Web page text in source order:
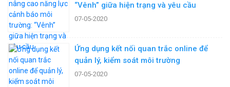
“Vênh” giữa hiện trạng và yêu cầu
07-05-2020
Ứng dụng kết nối quan trắc online để
quản lý, kiểm soát môi trường
07-05-2020